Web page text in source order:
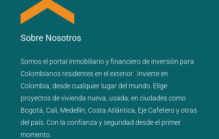
Sobre Nosotros
Somos el portal inmobiliarioyfinancierode inversión para
Colombianos residentes en el exterior. Invierte en
Colombia, desde cualquier lugar del mundo. Elige
proyectos devivienda nueva usada; en ciudades como
Bogotá Cali Medellín Costa Atlántica Eje Cafeteroyotras
del país . Con la confianza y seguridad desde el primer
momento.